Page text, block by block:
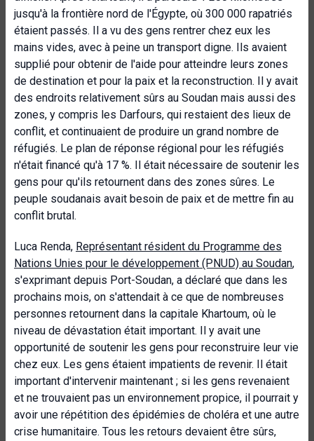
jusqu'à la frontière nord de l'Égypte, où 300 000 rapatriés
étaient passés. Il a vu des gens rentrer chez eux les
mains vides, avec à peine un transport digne. Ils avaient
supplié pour obtenir de l'aide pour atteindre leurs zones
de destination et pour la paix et la reconstruction. Il y avait
des endroits relativement sûrs au Soudan mais aussi des
zones, y compris les Darfours, qui restaient des lieux de
conflit, et continuaient de produire un grand nombre de
réfugiés. Le plan de réponse régional pour les réfugiés
n'était financé qu'à 17 %. Il était nécessaire de soutenir les
gens pour qu'ils retournent dans des zones sûres. Le
peuple soudanais avait besoin de paix et de mettre fin au
conflit brutal.
Luca Renda, Représentant résident du Programme des
Nations Unies pour le développement (PNUD) au Soudan,
s'exprimant depuis Port-Soudan, a déclaré que dans les
prochains mois, on s'attendait à ce que de nombreuses
personnes retournent dans la capitale Khartoum, où le
niveau de dévastation était important. Il y avait une
opportunité de soutenir les gens pour reconstruire leur vie
chez eux. Les gens étaient impatients de revenir. Il était
important d'intervenir maintenant ; si les gens revenaient
et ne trouvaient pas un environnement propice, il pourrait y
avoir une répétition des épidémies de choléra et une autre
crise humanitaire. Tous les retours devaient être sûrs,